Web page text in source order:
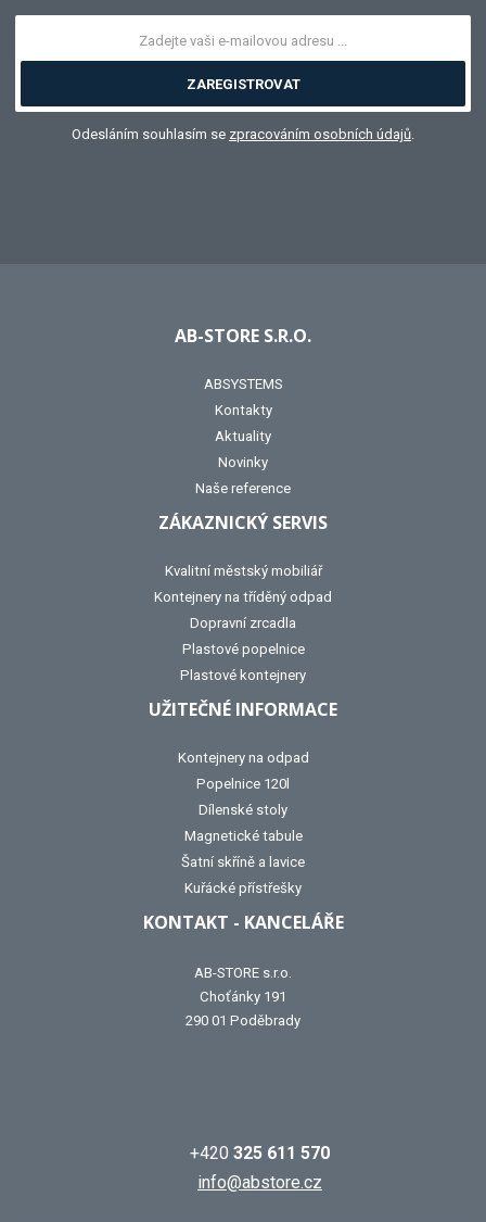
ZAREGISTROVAT
Odesláním souhlasím se zpracováním osobních údajů
AB-STORE S.R.O.
ABSYSTEMS
Kontakty
Aktuality
Novinky
Naše reference
ZÁKAZNICKÝ SERVIS
Kvalitní městský mobiliář
Kontejnery na tříděný odpad
Dopravní zrcadla
Plastové popelnice
Plastové kontejnery
UŽITEČNÉ INFORMACE
Kontejnery na odpad
Popelnice 120l
Dílenské stoly
Magnetické tabule
Šatní skříně a lavice
Kuřácké přístřešky
KONTAKT - KANCELÁŘE
AB-STORE s.r.o.
Choťánky 191
290 01 Poděbrady
+420 325 611 570
info@abstore.cz